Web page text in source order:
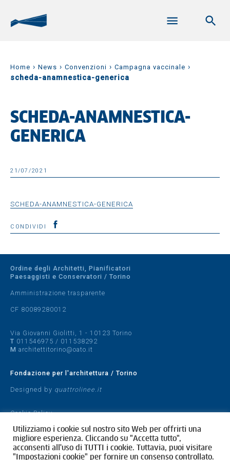
Home › News › Convenzioni › Campagna vaccinale ›
scheda-anamnestica-generica
SCHEDA-ANAMNESTICA-
GENERICA
21/07/2021
SCHEDA-ANAMNESTICA-GENERICA
CONDIVIDI
Ordine degli Architetti, Pianificatori
Paesaggisti e Conservatori / Torino
Amministrazione trasparente
CF 80089280012
Via Giovanni Giolitti, 1 - 10123 Torino
T 011546975 / 011538292
M architettitorino@oato.it
Fondazione per l'architettura / Torino
Designed by quattrolinee.it
Cookie Policy
Utilizziamo i cookie sul nostro sito Web per offrirti una
migliore esperienza. Cliccando su "Accetta tutto",
acconsenti all'uso di TUTTI i cookie. Tuttavia, puoi visitare
"Impostazioni cookie" per fornire un consenso controllato.